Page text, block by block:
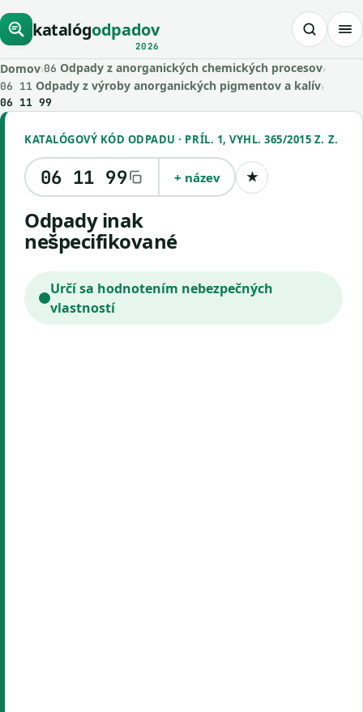
katalógodpadov
2026
Domov›06 Odpady z anorganických chemických procesov›
06 11 Odpady z výroby anorganických pigmentov a kalív›
06 11 99
KATALÓGOVÝ KÓD ODPADU · PRÍL. 1, VYHL. 365/2015 Z. Z.
06 11 99 + název ★Uložiť kód
odpady inak
nešpecifikované
Určí sa hodnotením nebezpečných
vlastností